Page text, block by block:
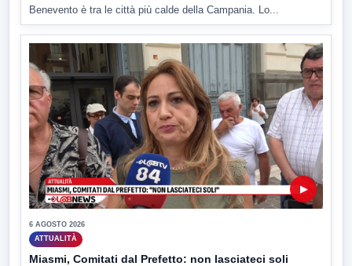
Benevento è tra le città più calde della Campania. Lo...
▶
6 AGOSTO 2026
ATTUALITÀ
Miasmi, Comitati dal Prefetto: non lasciateci soli